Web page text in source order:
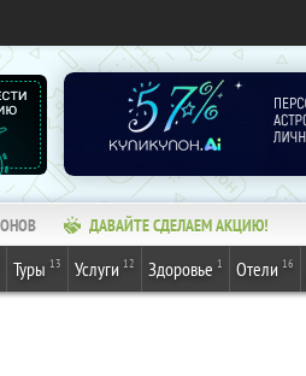
ДАВАЙТЕ СДЕЛАЕМ АКЦИЮ!
Туры 13 Услуги 12 Здоровье 1 Отели 16